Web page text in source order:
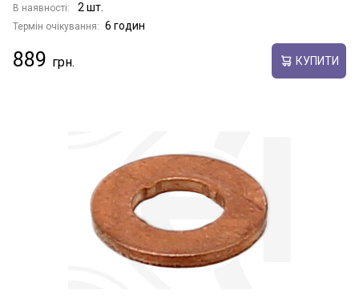
В наявності: 2 шт.
Термін очікування: 6 годин
889 КУПИТИ